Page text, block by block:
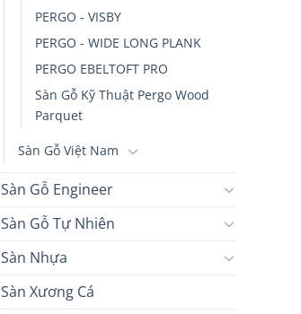
PERGO - VISBY
PERGO - WIDE LONG PLANK
PERGO EBELTOFT PRO
Sàn Gỗ Kỹ Thuật Pergo Wood
Parquet
Sàn Gỗ Việt Nam
Sàn Gỗ Engineer
Sàn Gỗ Tự Nhiên
Sàn Nhựa
Sàn Xương Cá